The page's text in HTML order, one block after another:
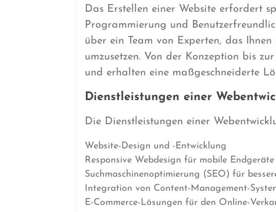
Das Erstellen einer Website erfordert
Programmierung und
über ein Team von Experten, das
umzusetzen. Von der Konzeption bis
und erhalten eine maßgeschneiderte
Dienstleistungen einer
Die Dienstleistungen einer
Website-Design und -Entwicklung
Responsive Webdesign für mobile Endgeräte
Suchmaschinenoptimierung (SEO) für
Integration von Content-Management-
E-Commerce-Lösungen für den Online-